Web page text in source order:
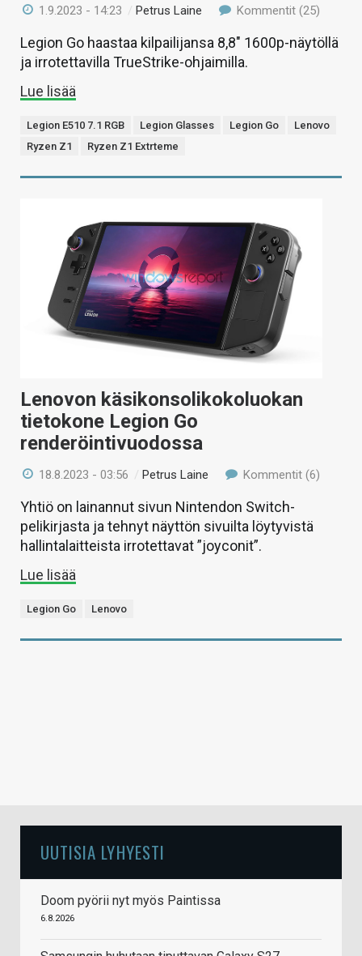
1.9.2023 - 14:23 /Petrus Laine Kommentit (25)
Legion Go haastaa kilpailijansa 8,8″ 1600p-näytöllä
ja irrotettavilla TrueStrike-ohjaimilla.
Lue lisää
Legion E510 7.1 RGB Legion Glasses Legion Go
Lenovo
Ryzen Z1
Ryzen Z1 Extrteme
Lenovon käsikonsolikokoluokan
tietokone Legion Go
renderöintivuodossa
18.8.2023 - 03:56 /Petrus Laine Kommentit (6)
Yhtiö on lainannut sivun Nintendon Switch-
pelikirjasta ja tehnyt näyttön sivuilta löytyvistä
hallintalaitteista irrotettavat ”joyconit”.
Lue lisää
Legion Go Lenovo
UUTISIA LYHYESTI
Doom pyörii nyt myös Paintissa
6.8.2026